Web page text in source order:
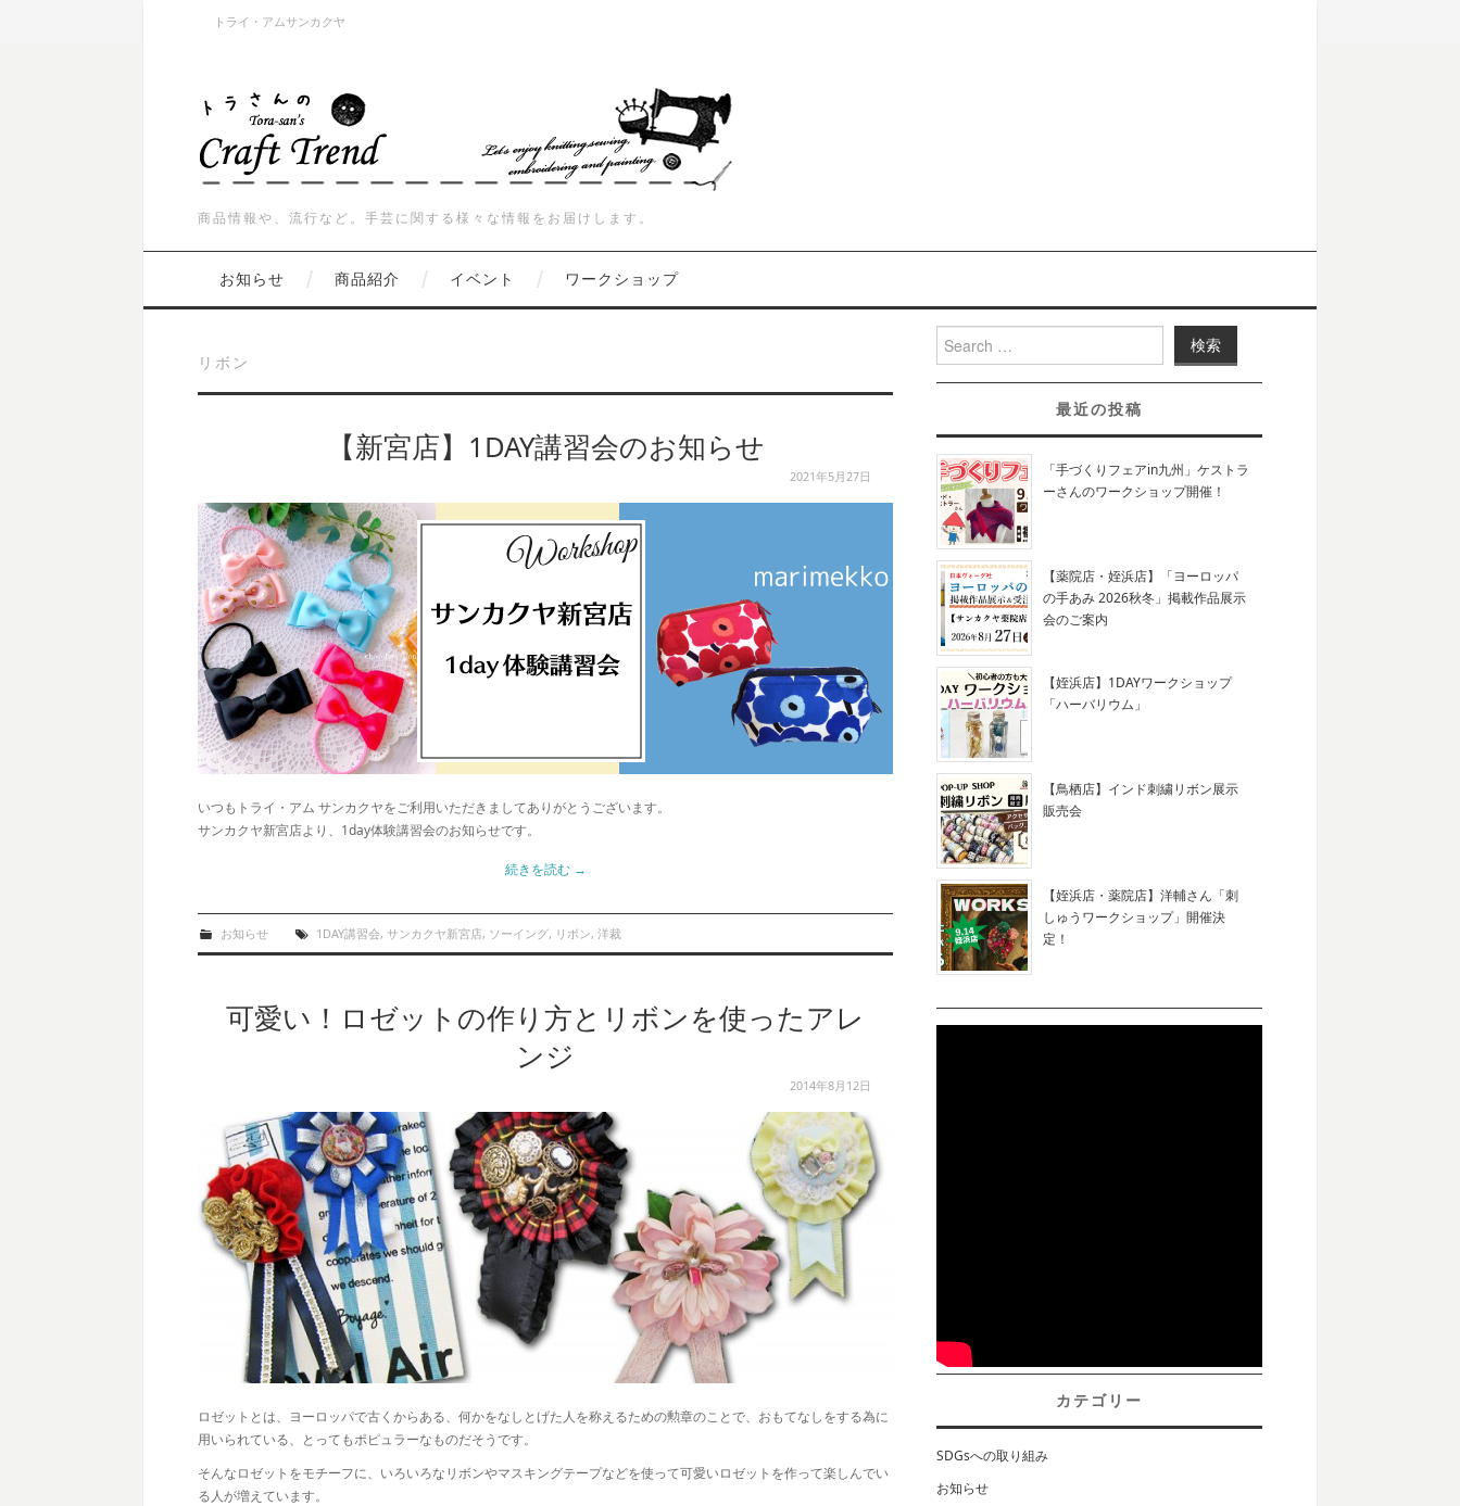
トライ・アムサンカクヤ
商品情報や、流行など。手芸に関する様々な情報をお届けします。
お知らせ 商品紹介 イベント ワークショップ
リボン
【新宮店】1DAY講習会のお知らせ
2021年5月27日
いつもトライ・アム サンカクヤをご利用いただきましてありがとうございます。
サンカクヤ新宮店より、1day体験講習会のお知らせです。
続きを読む →
お知らせ 1DAY講習会, サンカクヤ新宮店, ソーイング, リボン, 洋裁
可愛い！ロゼットの作り方とリボンを使ったアレ
ンジ
2014年8月12日
ロゼットとは、ヨーロッパで古くからあ­る、何かをなしとげた人を称えるための勲章のことで、おもてなしをする為に
用いられている、とってもポピュラーなものだそうです。
そんなロゼットをモチーフに、いろいろなリボンやマスキングテープなどを使って可愛いロゼットを作って楽しんでい
る人が増えています。
Search for:
最近の投稿
「手づくりフェアin九州」ケストラ
ーさんのワークショップ開催！
【薬院店・姪浜店】「ヨーロッパ
の手あみ 2026秋冬」掲載作品展示
会のご案内
【姪浜店】1DAYワークショップ
「ハーバリウム」
【鳥栖店】インド刺繍リボン展示
販売会
【姪浜店・薬院店】洋輔さん「刺
しゅうワークショップ」開催決
定！
カテゴリー
SDGsへの取り組み
お知らせ